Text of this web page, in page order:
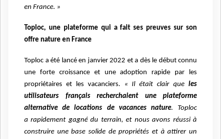
en France. »
Toploc, une plateforme qui a fait ses preuves sur son
offre nature en France
Toploc a été lancé en janvier 2022 et a dès le début connu
une forte croissance et uneadoption rapide par les
propriétaires et les vacanciers. « Il était clair queles
utilisateurs français recherchaient une plateforme
alternative de locations de vacances nature. Toploc
arapidement gagné du terrain, et nous avons réussi à
construire une base solide de propriétés et à attirer un